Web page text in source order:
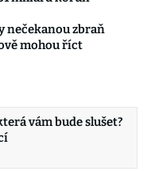
nečekanou zbraň
mohou říct
vám bude slušet?